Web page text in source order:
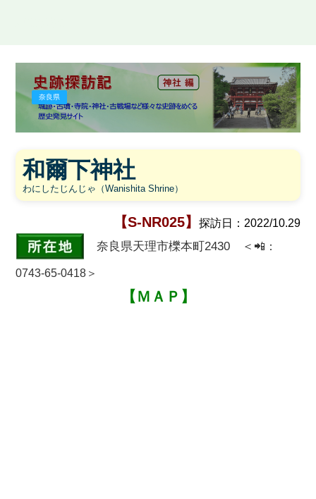
奈良県
和爾下神社
わにしたじんじゃ（Wanishita Shrine）
【S-NR025】 探訪日：2022/10.29
奈良県天理市櫟本町2430 ＜ 📲 ：
0743-65-0418＞
【ＭＡＰ】